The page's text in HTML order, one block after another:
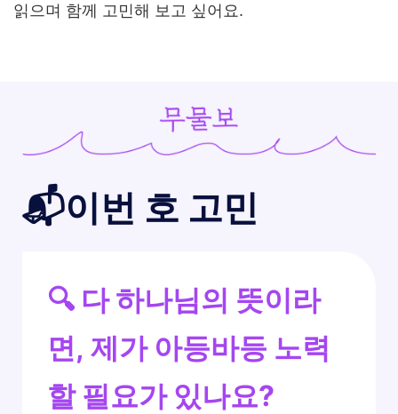
읽으며 함께 고민해 보고 싶어요.
📬이번 호 고민
🔍 다 하나님의 뜻이라
면, 제가 아등바등 노력
할 필요가 있나요?